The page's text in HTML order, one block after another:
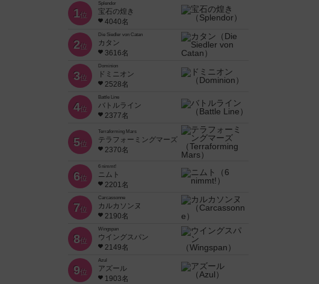
1位
Splendor
宝石の煌き
4040名
2位
Die Siedler von Catan
カタン
3616名
3位
Dominion
ドミニオン
2528名
4位
Battle Line
バトルライン
2377名
5位
Terraforming Mars
テラフォーミングマーズ
2370名
6位
6 nimmt!
ニムト
2201名
7位
Carcassonne
カルカソンヌ
2190名
8位
Wingspan
ウイングスパン
2149名
9位
Azul
アズール
1903名